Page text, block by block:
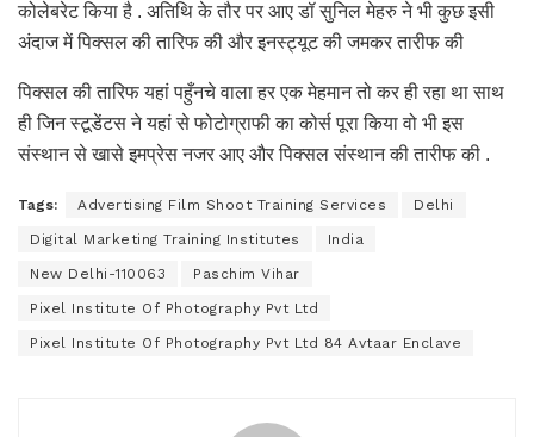
कोलेबरेट किया है . अतिथि के तौर पर आए डॉ सुनिल मेहरु ने भी कुछ इसी
अंदाज में पिक्सल की तारिफ की और इनस्ट्यूट की जमकर तारीफ की
पिक्सल की तारिफ यहां पहुँनचे वाला हर एक मेहमान तो कर ही रहा था साथ
ही जिन स्टूडेंटस ने यहां से फोटोग्राफी का कोर्स पूरा किया वो भी इस
संस्थान से खासे इमप्रेस नजर आए और पिक्सल संस्थान की तारीफ की .
Tags: Advertising Film Shoot Training Services Delhi
Digital Marketing Training Institutes India
New Delhi-110063 Paschim Vihar
Pixel Institute Of Photography Pvt Ltd
Pixel Institute Of Photography Pvt Ltd 84 Avtaar Enclave